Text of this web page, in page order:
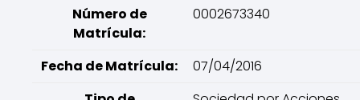
Número de
Matrícula:
0002673340
Fecha de Matrícula:
07/04/2016